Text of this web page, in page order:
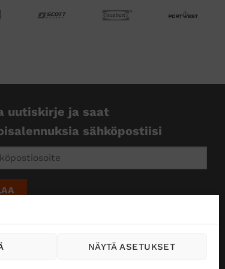
NÄYTÄ ASETUKSET
uutiskirje ja saat
sähköpostiisi